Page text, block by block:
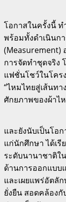
โอกาสในครั้งนี้
พร้อมทั้งดำเนินก
(Measurement)
การจัดทำชุดจริง
แฟชั่นโชว์ในโคร
“ไหมไทยสู่เส้นท
ศักยภาพของผ้าไ
และยังนับเป็นโอ
แก่นักศึกษา ได้เ
ระดับนานาชาติใ
ด้านการออกแบบ
และเผยแพร่อัตลั
ยั่งยืน สอดคล้อง